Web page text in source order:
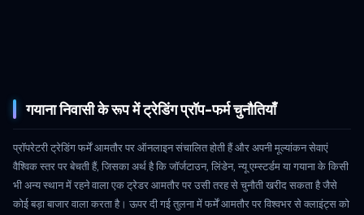
गयाना निवासी के रूप में ट्रेडिंग प्रॉप-फर्म चुनौतियाँ
प्रॉपरेटरी ट्रेडिंग फर्में आमतौर पर ऑनलाइन संचालित होती हैं और अपनी मूल्यांकन सेवाएं
वैश्विक स्तर पर बेचती हैं, जिसका अर्थ है कि जॉर्जटाउन, लिंडेन, न्यू एम्स्टर्डम या गयाना के किसी
भी अन्य स्थान में रहने वाला एक ट्रेडर आमतौर पर उसी तरह से चुनौती खरीद सकता है जैसे
कोई बड़ा बाजार वाला करता है। ऊपर दी गई तुलना में फर्में आमतौर पर विश्वभर से क्लाइंट्स को